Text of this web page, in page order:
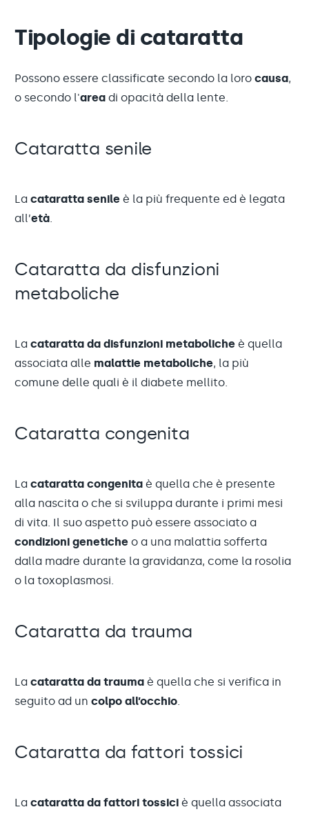
Tipologie di cataratta
Possono essere classificate secondo la loro causa,
o secondo l'area di opacità della lente.
Cataratta senile
La cataratta senile è la più frequente ed è legata
all’età.
Cataratta da disfunzioni
metaboliche
La cataratta da disfunzioni metaboliche è quella
associata alle malattie metaboliche, la più
comune delle quali è il diabete mellito.
Cataratta congenita
La cataratta congenita è quella che è presente
alla nascita o che si sviluppa durante i primi mesi
di vita. Il suo aspetto può essere associato a
condizioni genetiche o a una malattia sofferta
dalla madre durante la gravidanza, come la rosolia
o la toxoplasmosi.
Cataratta da trauma
La cataratta da trauma è quella che si verifica in
seguito ad un colpo all’occhio.
Cataratta da fattori tossici
La cataratta da fattori tossici è quella associata